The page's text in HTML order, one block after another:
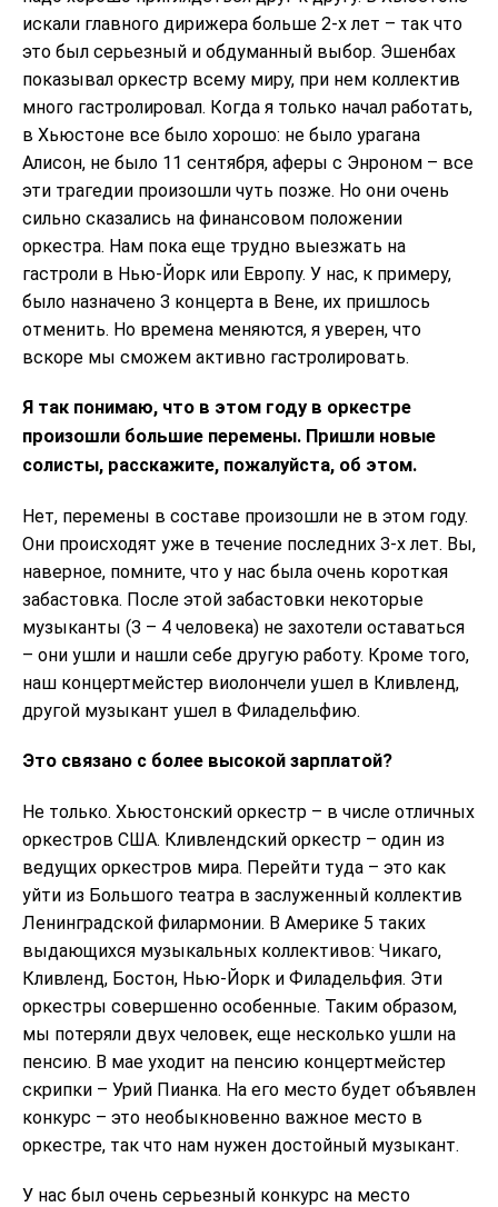
искали главного дирижера больше 2-х лет – так что
это был серьезный и обдуманный выбор. Эшенбах
показывал оркестр всему миру, при нем коллектив
много гастролировал. Когда я только начал работать,
в Хьюстоне все было хорошо: не было урагана
Алисон, не было 11 сентября, аферы с Энроном – все
эти трагедии произошли чуть позже. Но они очень
сильно сказались на финансовом положении
оркестра. Нам пока еще трудно выезжать на
гастроли в Нью-Йорк или Европу. У нас, к примеру,
было назначено 3 концерта в Вене, их пришлось
отменить. Но времена меняются, я уверен, что
вскоре мы сможем активно гастролировать.
Я так понимаю, что в этом году в оркестре
произошли большие перемены. Пришли новые
солисты, расскажите, пожалуйста, об этом.
Нет, перемены в составе произошли не в этом году.
Они происходят уже в течение последних 3-х лет. Вы,
наверное, помните, что у нас была очень короткая
забастовка. После этой забастовки некоторые
музыканты (3 – 4 человека) не захотели оставаться
– они ушли и нашли себе другую работу. Кроме того,
наш концертмейстер виолончели ушел в Кливленд,
другой музыкант ушел в Филадельфию.
Это связано с более высокой зарплатой?
Не только. Хьюстонский оркестр – в числе отличных
оркестров США. Кливлендский оркестр – один из
ведущих оркестров мира. Перейти туда – это как
уйти из Большого театра в заслуженный коллектив
Ленинградской филармонии. В Америке 5 таких
выдающихся музыкальных коллективов: Чикаго,
Кливленд, Бостон, Нью-Йорк и Филадельфия. Эти
оркестры совершенно особенные. Таким образом,
мы потеряли двух человек, еще несколько ушли на
пенсию. В мае уходит на пенсию концертмейстер
скрипки – Урий Пианка. На его место будет объявлен
конкурс – это необыкновенно важное место в
оркестре, так что нам нужен достойный музыкант.
У нас был очень серьезный конкурс на место